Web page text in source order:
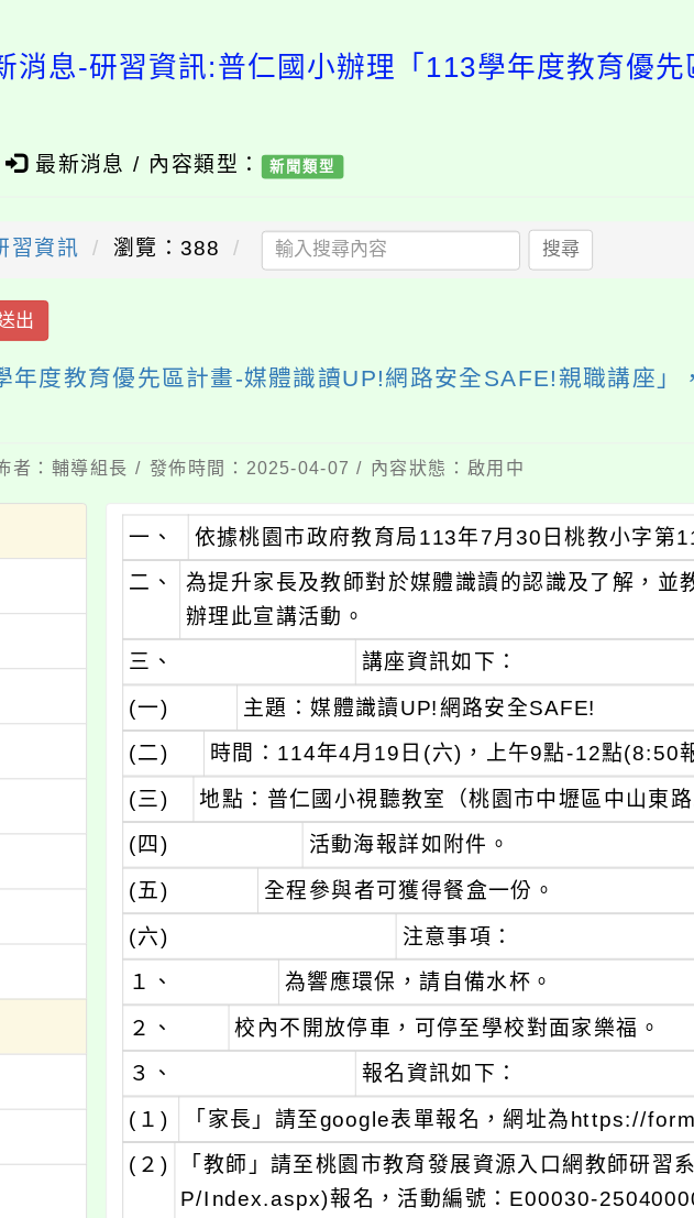
消息-研習資訊:普仁國小辦理「113學年度教育優先
最新消息 / 內容類型： 新聞類型
習資訊 瀏覽：388 搜尋
出
年度教育優先區計畫-媒體識讀UP!網路安全SAFE!親職講座」
者：輔導組長 / 發佈時間：2025-04-07 / 內容狀態：啟用中
一、 依據桃園市政府教育局113年7月30日桃教小字第
二、
為提升家長及教師對於媒體識讀的認識及了解，並
辦理此宣講活動。
三、
講座資訊如下：
(一)
主題：媒體識讀UP!網路安全SAFE!
(二)
時間：114年4月19日(六)，上午9點-12點(8:50
(三) 地點：普仁國小視聽教室（桃園市中壢區中山東
(四)
活動海報詳如附件。
(五)
全程參與者可獲得餐盒一份。
(六)
注意事項：
１、
為響應環保，請自備水杯。
２、
校內不開放停車，可停至學校對面家樂福。
３、
報名資訊如下：
(１)
「家長」請至google表單報名，網址為https://
(２) 「教師」請至桃園市教育發展資源入口網教師研
P/Index.aspx)報名，活動編號：E00030-